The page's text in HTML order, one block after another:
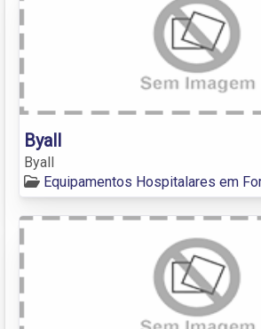
Byall
Byall
Equipamentos Hospitalares em